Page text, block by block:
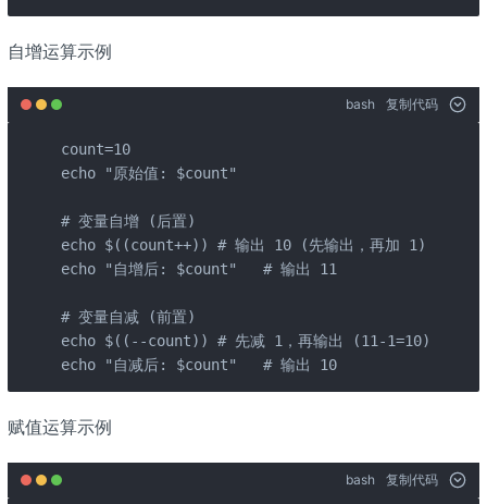
自增运算示例
bash 复制代码
count=10
echo "原始值: $count"
# 变量自增 (后置)
echo $((count++)) # 输出 10 (先输出，再加 1)
echo "自增后: $count"   # 输出 11
# 变量自减 (前置)
echo $((--count)) # 先减 1，再输出 (11-1=10)
echo "自减后: $count"   # 输出 10
赋值运算示例
bash 复制代码